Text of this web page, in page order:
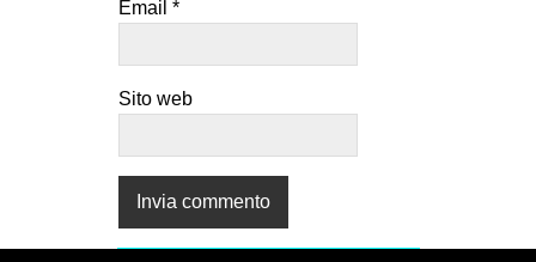
Email *
Sito web